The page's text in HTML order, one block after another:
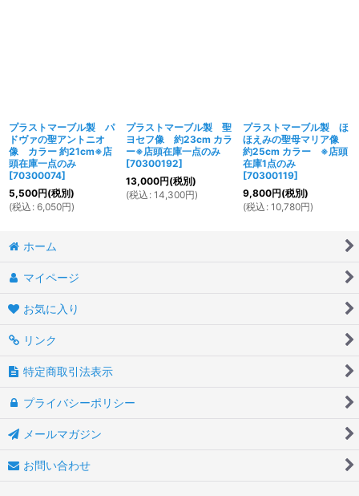
プラストマーブル製 パ
ドヴァの聖アントニオ
像 カラー 約21cm※店
頭在庫一点のみ
[70300074]
5,500円(税別)
(税込 : 6,050円)
プラストマーブル製 聖
ヨセフ像 約23cm カラ
ー※店頭在庫一点のみ
[70300192]
13,000円(税別)
(税込 : 14,300円)
プラストマーブル製 ほ
ほえみの聖母マリア像
約25cm カラー ※店頭
在庫1点のみ
[70300119]
9,800円(税別)
(税込 : 10,780円)
ホーム
マイページ
お気に入り
リンク
特定商取引法表示
プライバシーポリシー
メールマガジン
お問い合わせ